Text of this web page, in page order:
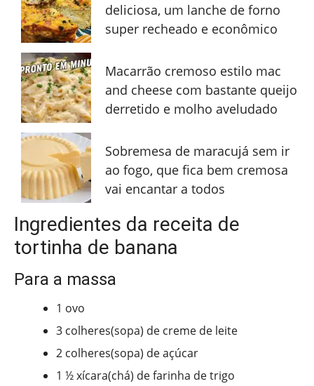
deliciosa, um lanche de forno
super recheado e econômico
Macarrão cremoso estilo mac
and cheese com bastante queijo
derretido e molho aveludado
Sobremesa de maracujá sem ir
ao fogo, que fica bem cremosa
vai encantar a todos
Ingredientes da receita de
tortinha de banana
Para a massa
1 ovo
3 colheres(sopa) de creme de leite
2 colheres(sopa) de açúcar
1 ½ xícara(chá) de farinha de trigo